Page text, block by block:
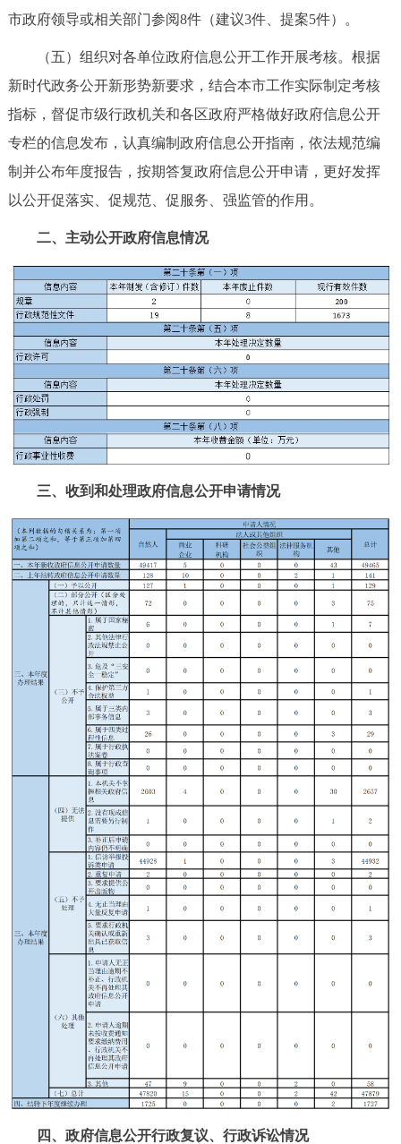
市政府领导或相关部门参阅8件（建议3件、提案5件）。
（五）组织对各单位政府信息公开工作开展考核。根据
新时代政务公开新形势新要求，结合本市工作实际制定考核
指标，督促市级行政机关和各区政府严格做好政府信息公开
专栏的信息发布，认真编制政府信息公开指南，依法规范编
制并公布年度报告，按期答复政府信息公开申请，更好发挥
以公开促落实、促规范、促服务、强监管的作用。
二、主动公开政府信息情况
三、收到和处理政府信息公开申请情况
四、政府信息公开行政复议、行政诉讼情况